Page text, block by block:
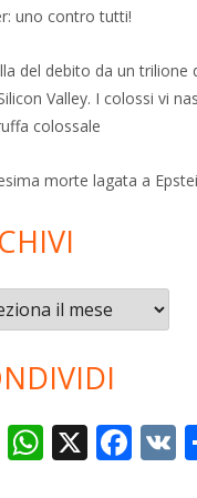
uno contro tutti!
del debito da un trilione
Valley. I colossi vi
colossale
morte lagata a
T W X F V